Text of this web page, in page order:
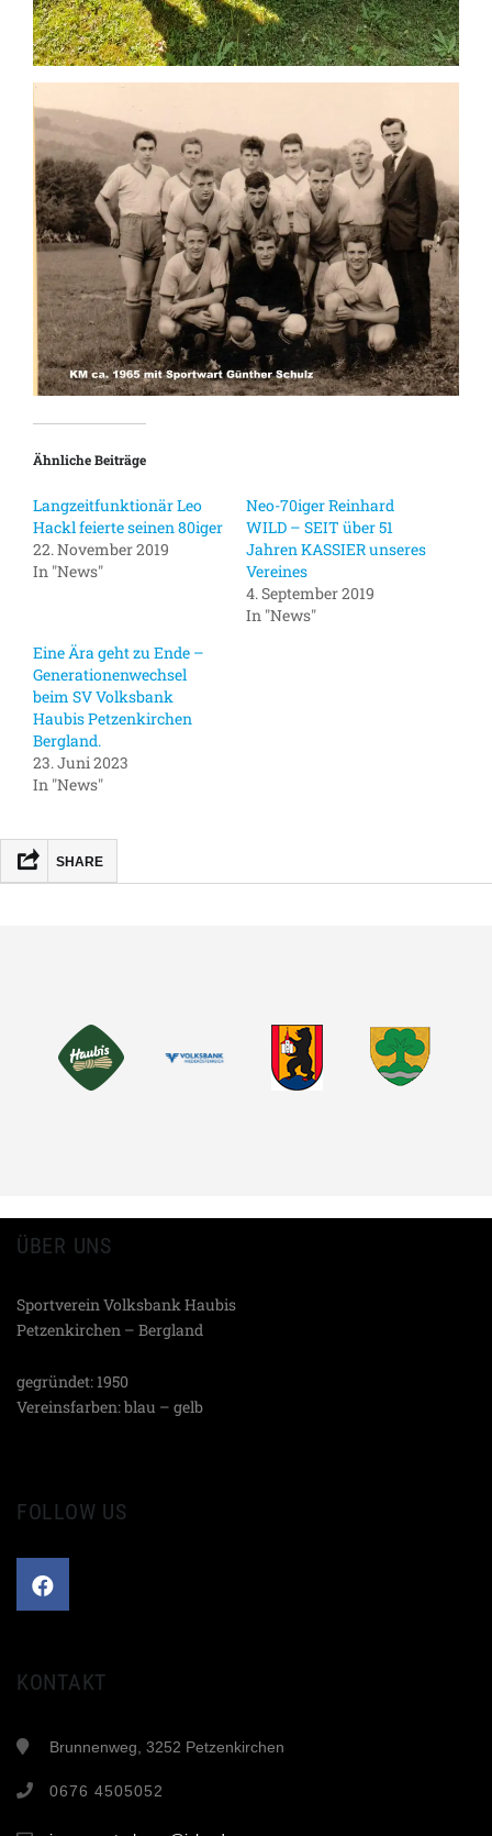
Ähnliche Beiträge
Langzeitfunktionär Leo
Hackl feierte seinen 80iger
22. November 2019
In "News"
Neo-70iger Reinhard
WILD – SEIT über 51
Jahren KASSIER unseres
Vereines
4. September 2019
In "News"
Eine Ära geht zu Ende –
Generationenwechsel
beim SV Volksbank
Haubis Petzenkirchen
Bergland.
23. Juni 2023
In "News"
SHARE
TEILEN
ÜBER UNS
Sportverein Volksbank Haubis
Petzenkirchen – Bergland
gegründet: 1950
Vereinsfarben: blau – gelb
FOLLOW US
KONTAKT
Brunnenweg, 3252 Petzenkirchen
0676 4505052